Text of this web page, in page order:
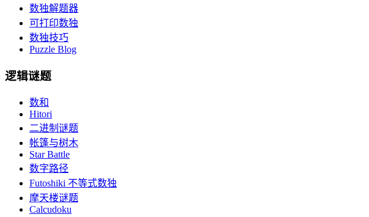
数独解题器
可打印数独
数独技巧
Puzzle Blog
逻辑谜题
数和
Hitori
二进制谜题
帐篷与树木
Star Battle
数字路径
Futoshiki 不等式数独
摩天楼谜题
Calcudoku